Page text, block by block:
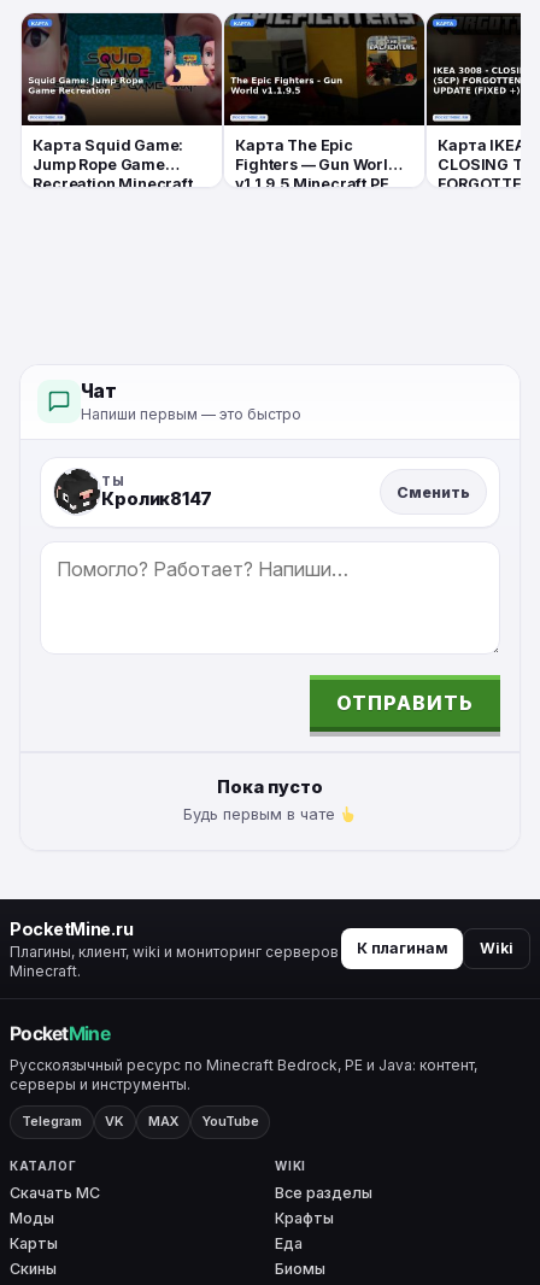
Карта Squid Game:
Jump Rope Game
Recreation Minecraft
Карта The Epic
Fighters — Gun World
v1.1.9.5 Minecraft PE
Карта IKEA
CLOSING
FORGOTTEN
Чат
Напиши первым — это быстро
ТЫ
Кролик8147 Сменить
СООБЩЕНИЕ
ОТПРАВИТЬ
Пока пусто
Будь первым в чате
PocketMine.ru
Плагины, клиент, wiki и мониторинг серверов
Minecraft.
К плагинам Wiki
Русскоязычный ресурс по Minecraft Bedrock, PE и Java: контент,
серверы и инструменты.
Telegram VK MAX YouTube
КАТАЛОГ
Скачать MC
Моды
Карты
Скины
WIKI
Все разделы
Крафты
Еда
Биомы